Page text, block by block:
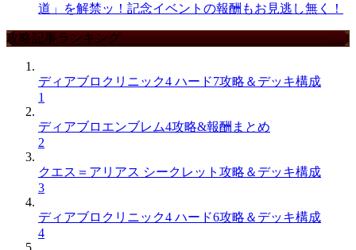
道」を解禁ッ！記念イベントの報酬もお見逃し無く！
攻略記事ランキング
ディアブロクリニック4 ハード7攻略＆デッキ構成
1
ディアブロエンブレム4攻略&報酬まとめ
2
クエス＝アリアス シークレット攻略＆デッキ構成
3
ディアブロクリニック4 ハード6攻略＆デッキ構成
4